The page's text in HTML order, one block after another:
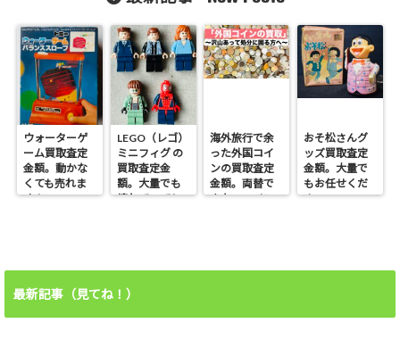
ウォーターゲ
ーム買取査定
金額。動かな
くても売れま
す！
LEGO（レゴ）
ミニフィグ の
買取査定金
額。大量でも
壊れていても
海外旅行で余
った外国コイ
ンの買取査定
金額。両替で
きないコイン
おそ松さんグ
ッズ買取査定
金額。大量で
もお任せくだ
さい。
最新記事（見てね！）